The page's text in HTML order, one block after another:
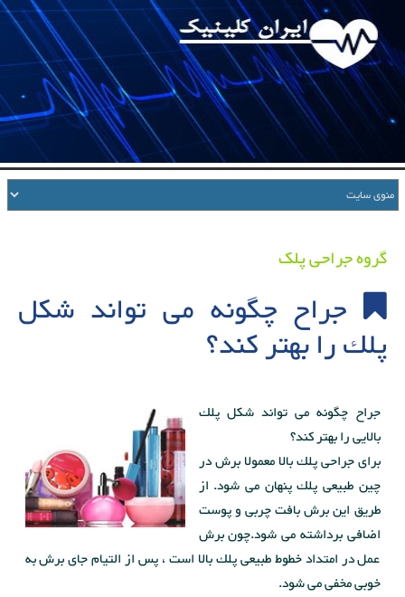
گروه جراحی پلک
جراح چگونه می تواند شكل
پلك را بهتر كند؟
جراح چگونه می تواند شكل پلك
بالایی را بهتر كند؟
برای جراحی پلك بالا معمولا برش در
چین طبیعی پلك پنهان می شود. از
طریق این برش بافت چربی و پوست
اضافی برداشته می شود.چون برش
عمل در امتداد خطوط طبیعی پلك بالا است ، پس از التیام جای برش به
خوبی مخفی می شود.